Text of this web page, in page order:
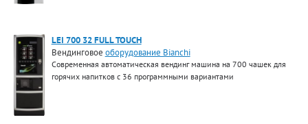
LEI 700 32 FULL TOUCH
Вендинговое оборудование Bianchi
Современная автоматическая вендинг машина на 700 чашек для
горячих напитков с 36 программными вариантами